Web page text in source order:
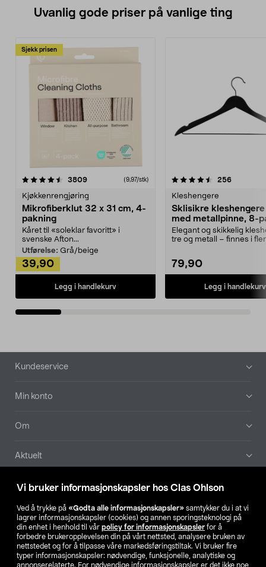
Vi bruker informasjonskapsler hos Clas Ohlson
Ved å trykke på «Godta alle informasjonskapsler» samtykker du i at vi
lagrer informasjonskapsler (cookies) og annen sporingsteknologi på
din enhet i henhold til vår policy for informasjonskapsler for å
forbedre brukeropplevelsen din på vårt nettsted, analysere bruken av
nettstedet og for å tilpasse våre markedsføringstiltak. Vi bruker fire
typer informasjonskapsler: nødvendige, funksjonelle, analytiske og
annonserelaterte. For nødvendige informasjonskapsler er det ikke noe
Uvanlig gode priser på vanlige ting
Sjekk prisen
3809anmeldelser(9,97/stk)
Kjøkkenrengjøring
Mikrofiberklut 32 x 31 cm, 4-
pakning
Kåret til «soleklar favoritt» i
svenske Afton...
Utførelse: Grå/beige
39,90
Legg i handlekurv
4.5av 5 stjerner 256
Kleshengere
Sklisikre
med metallpinne, 8-
Elegant og skikkelig
tre og metall – finnes i
79,90
Legg i handlekurv
4.5av 5 stjerner
Bunntekst
Kundeservice
Min konto
Om
Aktuelt
Våre selskaper
Finn din butikk
SE NO FI